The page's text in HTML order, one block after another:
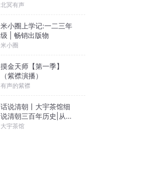
北冥有声
米小圈上学记:一二三年
级 | 畅销出版物
米小圈
摸金天师【第一季】
（紫襟演播）
有声的紫襟
话说清朝丨大宇茶馆细
说清朝三百年历史|从努
尔哈赤到末代皇帝溥仪|
大宇茶馆